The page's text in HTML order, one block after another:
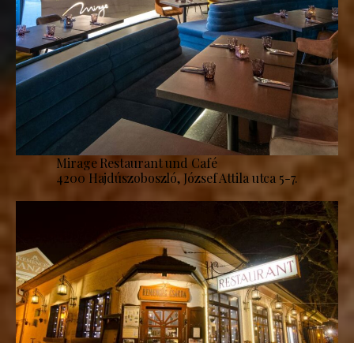
Mirage Restaurant und Café
4200 Hajdúszoboszló, József Attila utca 5-7.